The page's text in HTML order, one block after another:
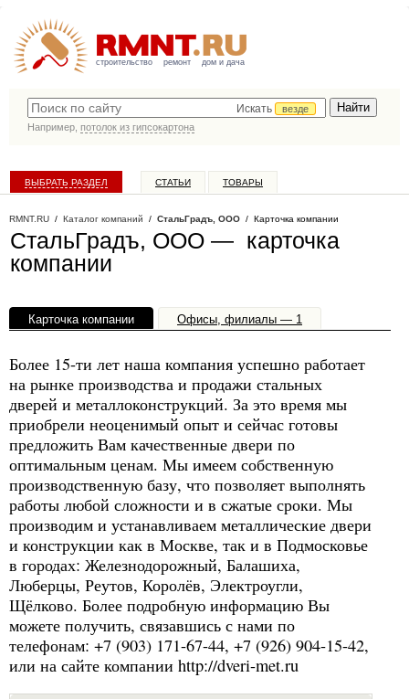
строительство ремонт дом и дача
Искать
везде
Например, потолок из гипсокартона
ВЫБРАТЬ РАЗДЕЛ СТАТЬИ ТОВАРЫ
RMNT.RU / Каталог компаний / СтальГрадъ, ООО / Карточка компании
СтальГрадъ, ООО — карточка
компании
Карточка компании Офисы, филиалы — 1
Более 15-ти лет наша компания успешно работает
на рынке производства и продажи стальных
дверей и металлоконструкций. За это время мы
приобрели неоценимый опыт и сейчас готовы
предложить Вам качественные двери по
оптимальным ценам. Мы имеем собственную
производственную базу, что позволяет выполнять
работы любой сложности и в сжатые сроки. Мы
производим и устанавливаем металлические двери
и конструкции как в Москве, так и в Подмосковье
в городах: Железнодорожный, Балашиха,
Люберцы, Реутов, Королёв, Электроугли,
Щёлково. Более подробную информацию Вы
можете получить, связавшись с нами по
телефонам: +7 (903) 171-67-44, +7 (926) 904-15-42,
или на сайте компании http://dveri-met.ru